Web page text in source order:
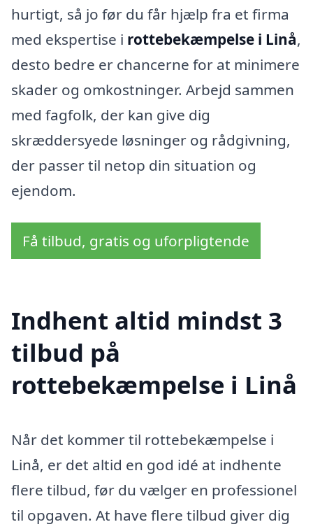
hurtigt, så jo før du får hjælp fra et firma
med ekspertise i rottebekæmpelse i Linå,
desto bedre er chancerne for at minimere
skader og omkostninger. Arbejd sammen
med fagfolk, der kan give dig
skræddersyede løsninger og rådgivning,
der passer til netop din situation og
ejendom.
Få tilbud, gratis og uforpligtende
Indhent altid mindst 3
tilbud på
rottebekæmpelse i Linå
Når det kommer til rottebekæmpelse i
Linå, er det altid en god idé at indhente
flere tilbud, før du vælger en professionel
til opgaven. At have flere tilbud giver dig